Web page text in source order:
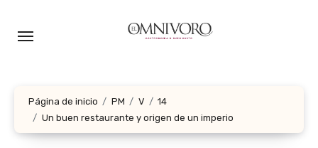
Página de inicio PM V
14
Un buen restaurante y origen de un imperio